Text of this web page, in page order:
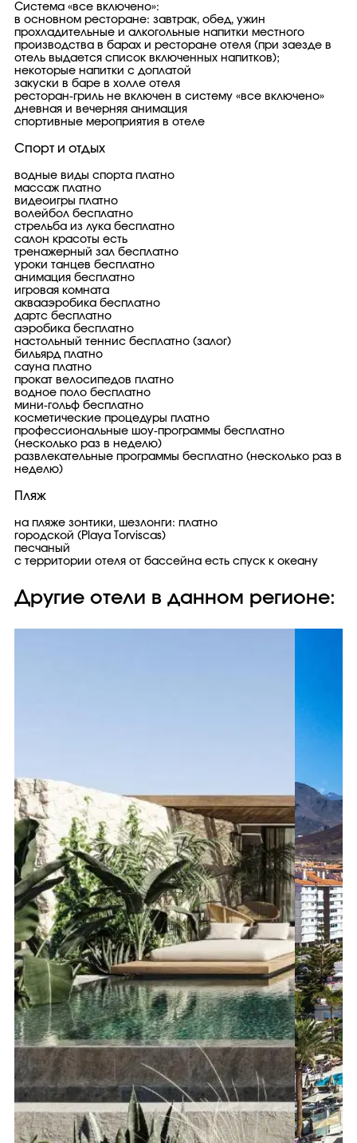
Cистема «все включено»:
в основном ресторане: завтрак, обед, ужин
прохладительные и алкогольные напитки местного
производства в барах и ресторане отеля (при заезде в
отель выдается список включенных напитков);
некоторые напитки с доплатой
закуски в баре в холле отеля
ресторан-гриль не включен в систему «все включено»
дневная и вечерняя анимация
спортивные мероприятия в отеле
Спорт и отдых
водные виды спорта платно
массаж платно
видеоигры платно
волейбол бесплатно
стрельба из лука бесплатно
салон красоты есть
тренажерный зал бесплатно
уроки танцев бесплатно
анимация бесплатно
игровая комната
аквааэробика бесплатно
дартс бесплатно
аэробика бесплатно
настольный теннис бесплатно (залог)
бильярд платно
сауна платно
прокат велосипедов платно
водное поло бесплатно
мини-гольф бесплатно
косметические процедуры платно
профессиональные шоу-программы бесплатно
(несколько раз в неделю)
развлекательные программы бесплатно (несколько раз в
неделю)
Пляж
на пляже зонтики, шезлонги: платно
городской (Playa Torviscas)
песчаный
с территории отеля от бассейна есть спуск к океану
Другие отели в данном регионе: